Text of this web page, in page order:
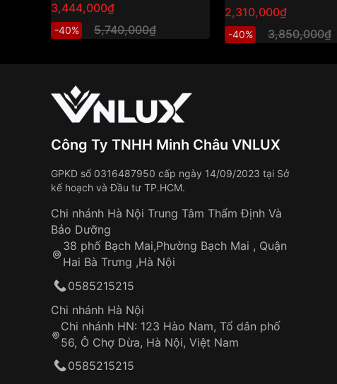
3,444,000₫
-40% 5,740,000₫
2,310,000₫
-40% 3,850,000₫
Công Ty TNHH Minh Châu VNLUX
GPKD số 0316487950 cấp ngày 14/09/2023 tại Sở
kế hoạch và Đầu tư TP.HCM.
Chi nhánh Hà Nội Trung Tâm Thẩm Định Và
Bảo Dưỡng
38 phố Bạch Mai,Phường Bạch Mai , Quận
Hai Bà Trưng ,Hà Nội
0585215215
Chi nhánh Hà Nội
Chi nhánh HN: 123 Hào Nam, Tổ dân phố
56, Ô Chợ Dừa, Hà Nội, Việt Nam
0585215215